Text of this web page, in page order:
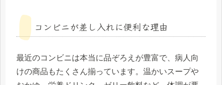
コンビニが差し入れに便利な理由
最近のコンビニは本当に品ぞろえが豊富で、病人向
けの商品もたくさん揃っています。温かいスープや